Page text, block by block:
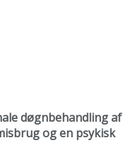
døgnbehandling af
og en psykisk